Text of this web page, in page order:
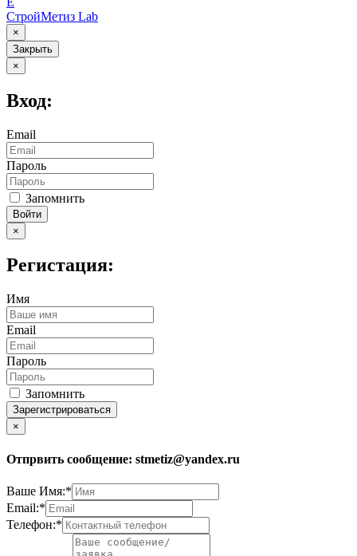
СтройМетиз Lab
×
Закрыть
×
Вход:
Email
Пароль
Запомнить
Войти
×
Регистация:
Имя
Email
Пароль
Запомнить
Зарегистрироваться
×
Отпрвить сообщение: stmetiz@yandex.ru
Ваше Имя:*
Email:*
Телефон:*